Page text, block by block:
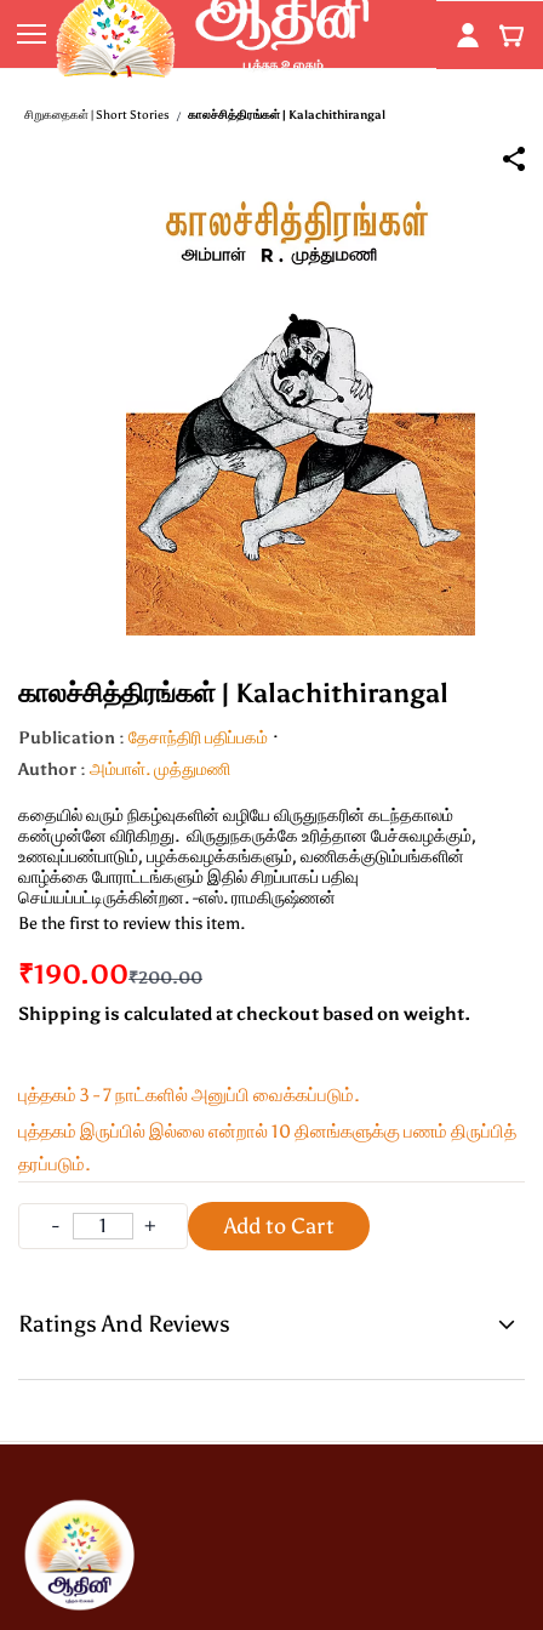
main
content
சிறுகதைகள் | Short Stories / காலச்சித்திரங்கள் | Kalachithirangal
காலச்சித்திரங்கள் | Kalachithirangal
Publication : தேசாந்திரி பதிப்பகம்
Author : அம்பாள். முத்துமணி
கதையில் வரும் நிகழ்வுகளின் வழியே விருதுநகரின் கடந்தகாலம்
கண்முன்னே விரிகிறது. விருதுநகருக்கே உரித்தான பேச்சுவழக்கும்,
உணவுப்பண்பாடும், பழக்கவழக்கங்களும், வணிகக்குடும்பங்களின்
வாழ்க்கை போராட்டங்களும் இதில் சிறப்பாகப் பதிவு
செய்யப்பட்டிருக்கின்றன. -எஸ். ராமகிருஷ்ணன்
Be the first to review this item.
₹190.00₹200.00
Shipping is calculated at checkout based on weight.
புத்தகம் 3 - 7 நாட்களில் அனுப்பி வைக்கப்படும்.
புத்தகம் இருப்பில் இல்லை என்றால் 10 தினங்களுக்கு பணம் திருப்பித்
தரப்படும்.
Add to Cart
Ratings And Reviews